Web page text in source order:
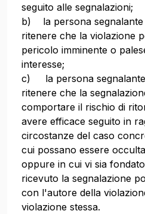
seguito alle segnalazioni;
b) la persona segnalante
ritenere che la violazione
pericolo imminente o
interesse;
c) la persona segnalante
ritenere che la
comportare il rischio di
avere efficace seguito in
circostanze del caso
cui possano essere
oppure in cui vi sia
ricevuto la segnalazione
con l'autore della
violazione stessa.